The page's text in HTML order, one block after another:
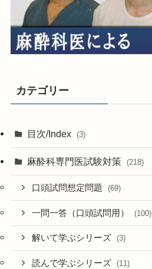
カテゴリー
目次/Index (3)
麻酔科専門医試験対策 (218)
口頭試問想定問題 (69)
一問一答（口頭試問用） (100)
解いて学ぶシリーズ (3)
読んで学ぶシリーズ (11)